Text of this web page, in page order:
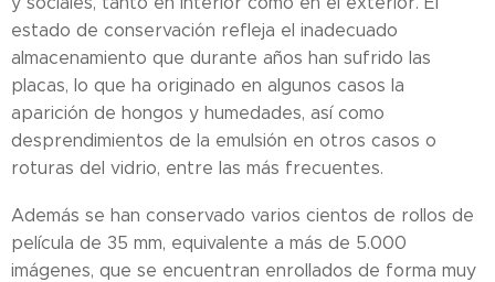
estado de conservación refleja el inadecuado
almacenamiento que durante años han sufrido las
placas, lo que ha originado en algunos casos la
aparición de hongos y humedades, así como
desprendimientos de la emulsión en otros casos o
roturas del vidrio, entre las más frecuentes.
Además se han conservado varios cientos de rollos de
película de 35 mm, equivalente a más de 5.000
imágenes, que se encuentran enrollados de forma muy